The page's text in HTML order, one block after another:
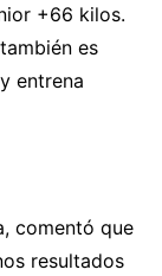
+66 kilos.
es
entrena
comentó que
resultados